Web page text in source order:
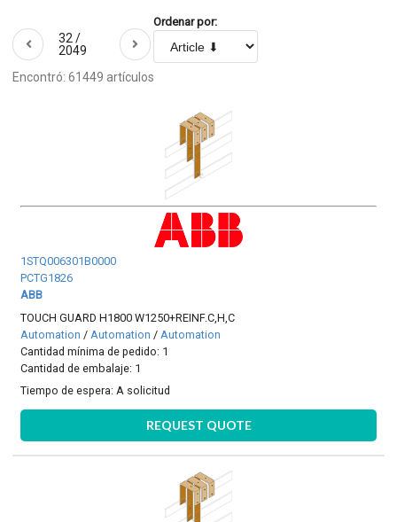
32 /
2049
Ordenar por:
Encontró: 61449 artículos
1STQ006301B0000
PCTG1826
ABB
TOUCH GUARD H1800 W1250+REINF.C,H,C
Automation / Automation / Automation
Cantidad mínima de pedido: 1
Cantidad de embalaje: 1
Tiempo de espera: A solicitud
REQUEST QUOTE